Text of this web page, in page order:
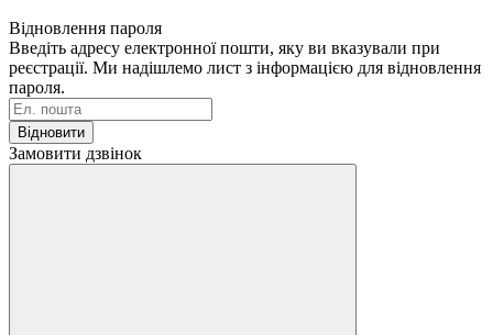
Відновлення пароля
Введіть адресу електронної пошти, яку ви вказували при
реєстрації. Ми надішлемо лист з інформацією для відновлення
пароля.
Відновити
Замовити дзвінок